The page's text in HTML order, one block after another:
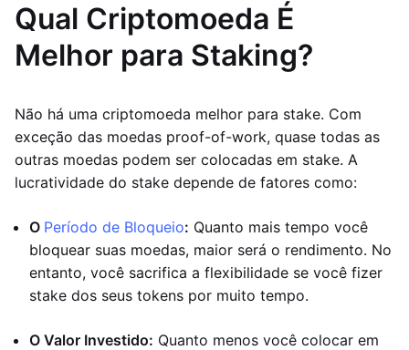
Qual Criptomoeda É
Melhor para Staking?
Não há uma criptomoeda melhor para stake. Com
exceção das moedas proof-of-work, quase todas as
outras moedas podem ser colocadas em stake. A
lucratividade do stake depende de fatores como:
O Período de Bloqueio: Quanto mais tempo você
bloquear suas moedas, maior será o rendimento. No
entanto, você sacrifica a flexibilidade se você fizer
stake dos seus tokens por muito tempo.
O Valor Investido: Quanto menos você colocar em